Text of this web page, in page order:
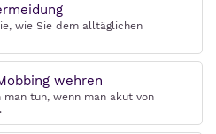
wie Sie dem alltäglichen
wehren
man tun, wenn man akut von